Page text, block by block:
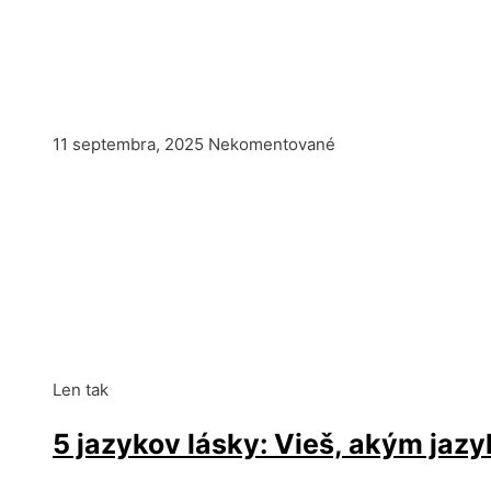
11 septembra, 2025 Nekomentované
Len tak
5 jazykov lásky: Vieš, akým